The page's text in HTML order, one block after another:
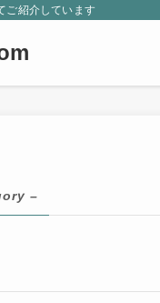
ご紹介しています
–